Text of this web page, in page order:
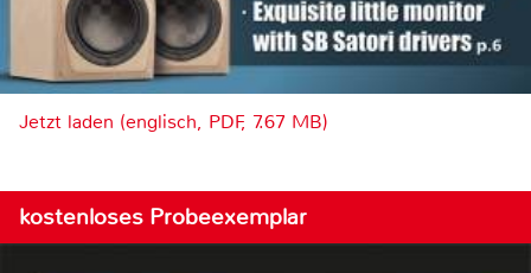
Jetzt laden (englisch, PDF, 7.67 MB)
kostenloses Probeexemplar